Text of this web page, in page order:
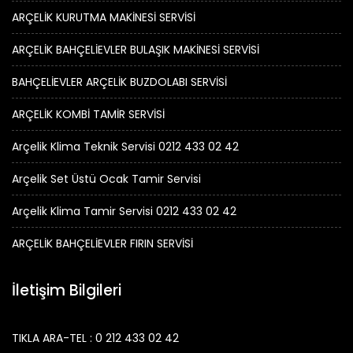
ARÇELİK KURUTMA MAKİNESİ SERVİSİ
ARÇELİK BAHÇELİEVLER BULAŞIK MAKİNESİ SERVİSİ
BAHÇELİEVLER ARÇELİK BUZDOLABI SERVİSİ
ARÇELİK KOMBİ TAMİR SERVİSİ
Arçelik Klima Teknik Servisi 0212 433 02 42
Arçelik Set Üstü Ocak Tamir Servisi
Arçelik Klima Tamir Servisi 0212 433 02 42
ARÇELİK BAHÇELİEVLER FIRIN SERVİSİ
İletişim Bilgileri
TIKLA ARA-TEL : 0 212 433 02 42